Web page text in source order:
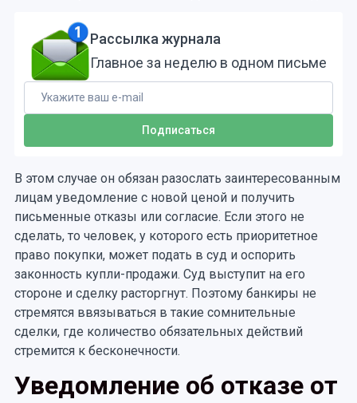
Рассылка журнала
Главное за неделю в одном письме
В этом случае он обязан разослать заинтересованным
лицам уведомление с новой ценой и получить
письменные отказы или согласие. Если этого не
сделать, то человек, у которого есть приоритетное
право покупки, может подать в суд и оспорить
законность купли-продажи. Суд выступит на его
стороне и сделку расторгнут. Поэтому банкиры не
стремятся ввязываться в такие сомнительные
сделки, где количество обязательных действий
стремится к бесконечности.
Уведомление об отказе от